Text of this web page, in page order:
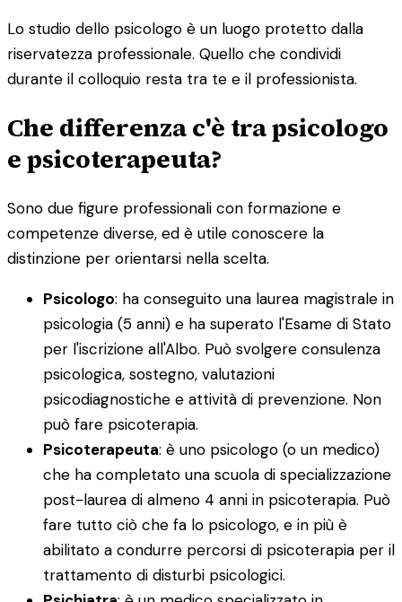
Lo studio dello psicologo è un luogo protetto dalla
riservatezza professionale. Quello che condividi
durante il colloquio resta tra te e il professionista.
Che differenza c'è tra psicologo
e psicoterapeuta?
Sono due figure professionali con formazione e
competenze diverse, ed è utile conoscere la
distinzione per orientarsi nella scelta.
Psicologo: ha conseguito una laurea magistrale in
psicologia (5 anni) e ha superato l'Esame di Stato
per l'iscrizione all'Albo. Può svolgere consulenza
psicologica, sostegno, valutazioni
psicodiagnostiche e attività di prevenzione. Non
può fare psicoterapia.
Psicoterapeuta: è uno psicologo (o un medico)
che ha completato una scuola di specializzazione
post-laurea di almeno 4 anni in psicoterapia. Può
fare tutto ciò che fa lo psicologo, e in più è
abilitato a condurre percorsi di psicoterapia per il
trattamento di disturbi psicologici.